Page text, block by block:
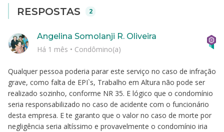
RESPOSTAS 2
Qualquer pessoa poderia parar este serviço no caso de infração
grave, como falta de EPI`s, Trabalho em Altura não pode ser
realizado sozinho, conforme NR 35. E lógico que o condomínio
seria responsabilizado no caso de acidente com o funcionário
desta empresa. E te garanto que o valor no caso de morte por
negligência seria altíssimo e provavelmente o condomínio iria
Angelina Somolanji R. Oliveira
Há 1 mês • Condômino(a)